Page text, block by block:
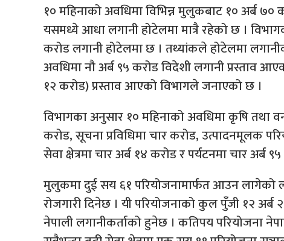
१० महिनाको अवधिमा विभिन्न मुलुकबाट १० अर्ब
यसमध्ये आधा लगानी होटेलमा मात्रै रहेको छ ।
करोड लगानी होटेलमा छ । तथ्यांकले होटेलमा
अवधिमा नौ अर्ब ९५ करोड विदेशी लगानी प्रस्ताव
१२ करोड) प्रस्ताव आएको विभागले जनाएको छ ।
विभागका अनुसार १० महिनाको अवधिमा कृषि तथा
करोड, सूचना प्रविधिमा चार करोड, उत्पादनमूलक
सेवा क्षेत्रमा चार अर्ब १४ करोड र पर्यटनमा चार
मुलुकमा दुई सय ६१ परियोजनामार्फत आउन लागेको
रोजगारी दिनेछ । यी परियोजनाको कुल पुँजी १२
नेपाली लगानीकर्ताको हुनेछ । कतिपय परियोजना